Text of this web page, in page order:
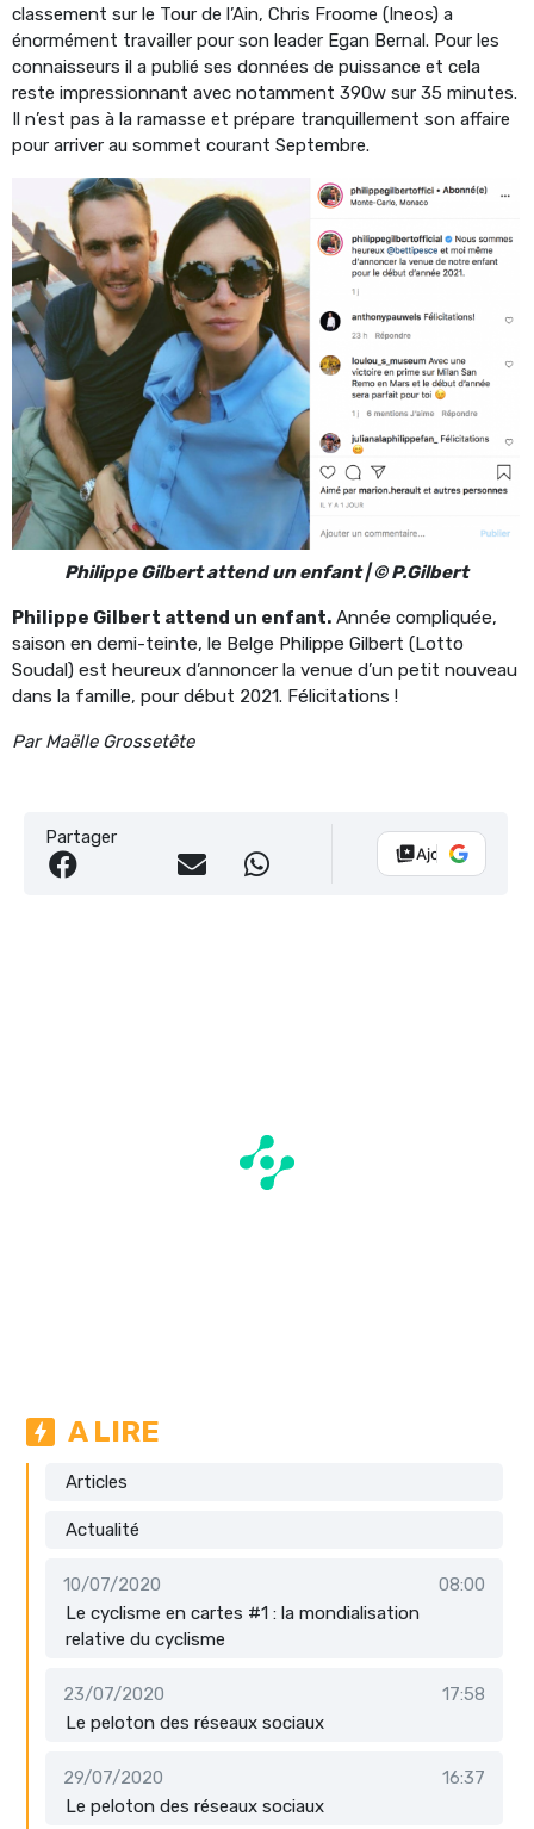
classement sur le Tour de l’Ain, Chris Froome (Ineos) a
énormément travailler pour son leader Egan Bernal. Pour les
connaisseurs il a publié ses données de puissance et cela
reste impressionnant avec notamment 390w sur 35 minutes.
Il n’est pas à la ramasse et prépare tranquillement son affaire
pour arriver au sommet courant Septembre.
Philippe Gilbert attend un enfant | © P.Gilbert
Philippe Gilbert attend un enfant. Année compliquée,
saison en demi-teinte, le Belge Philippe Gilbert (Lotto
Soudal) est heureux d’annoncer la venue d’un petit nouveau
dans la famille, pour début 2021. Félicitations !
Par Maëlle Grossetête
Partager
Ajouter Vélo
A LIRE
Articles
Actualité
10/07/2020
08:00
Le cyclisme en cartes #1 : la mondialisation
relative du cyclisme
23/07/2020
17:58
Le peloton des réseaux sociaux
29/07/2020
16:37
Le peloton des réseaux sociaux